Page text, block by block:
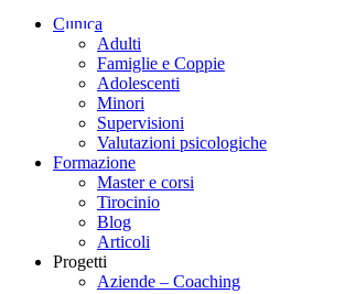
Clinica
Adulti
Famiglie e Coppie
Adolescenti
Minori
Supervisioni
Valutazioni psicologiche
Formazione
Master e corsi
Tirocinio
Blog
Articoli
Progetti
Aziende – Coaching